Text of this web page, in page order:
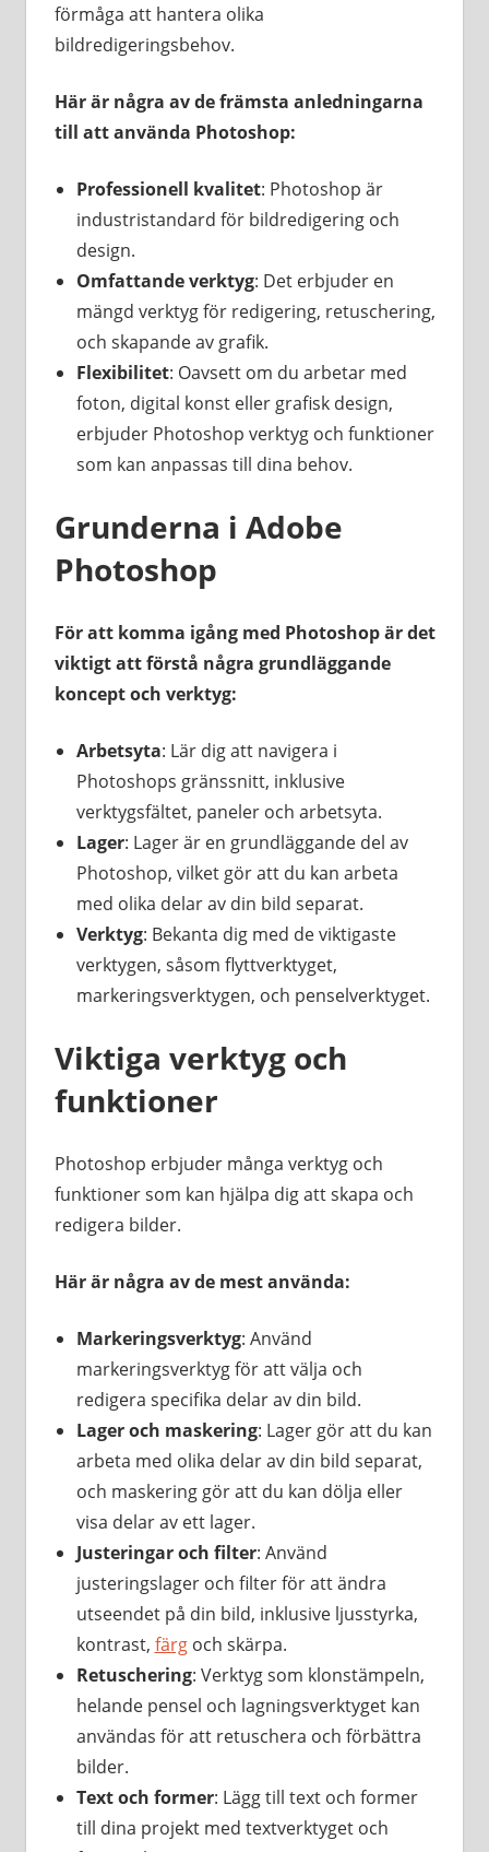
förmåga att hantera olika
bildredigeringsbehov.
Här är några av de främsta anledningarna
till att använda Photoshop:
Professionell kvalitet: Photoshop är
industristandard för bildredigering och
design.
Omfattande verktyg: Det erbjuder en
mängd verktyg för redigering, retuschering,
och skapande av grafik.
Flexibilitet: Oavsett om du arbetar med
foton, digital konst eller grafisk design,
erbjuder Photoshop verktyg och funktioner
som kan anpassas till dina behov.
Grunderna i Adobe
Photoshop
För att komma igång med Photoshop är det
viktigt att förstå några grundläggande
koncept och verktyg:
Arbetsyta: Lär dig att navigera i
Photoshops gränssnitt, inklusive
verktygsfältet, paneler och arbetsyta.
Lager: Lager är en grundläggande del av
Photoshop, vilket gör att du kan arbeta
med olika delar av din bild separat.
Verktyg: Bekanta dig med de viktigaste
verktygen, såsom flyttverktyget,
markeringsverktygen, och penselverktyget.
Viktiga verktyg och
funktioner
Photoshop erbjuder många verktyg och
funktioner som kan hjälpa dig att skapa och
redigera bilder.
Här är några av de mest använda:
Markeringsverktyg: Använd
markeringsverktyg för att välja och
redigera specifika delar av din bild.
Lager och maskering: Lager gör att du kan
arbeta med olika delar av din bild separat,
och maskering gör att du kan dölja eller
visa delar av ett lager.
Justeringar och filter: Använd
justeringslager och filter för att ändra
utseendet på din bild, inklusive ljusstyrka,
kontrast, färgoch skärpa.
Retuschering: Verktyg som klonstämpeln,
helande pensel och lagningsverktyget kan
användas för att retuschera och förbättra
bilder.
Text och former: Lägg till text och former
till dina projekt med textverktyget och